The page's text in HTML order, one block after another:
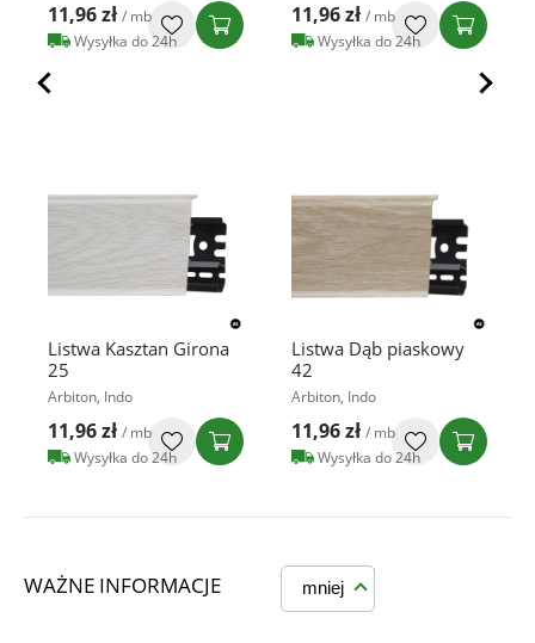
11,96 zł / mb
Wysyłka do 24h
Listwa Kasztan Girona
25
Arbiton, Indo
11,96 zł / mb
Wysyłka do 24h
11,96 zł / mb
Wysyłka do 24h
Listwa Dąb piaskowy
42
Arbiton, Indo
11,96 zł / mb
Wysyłka do 24h
WAŻNE INFORMACJE mniej